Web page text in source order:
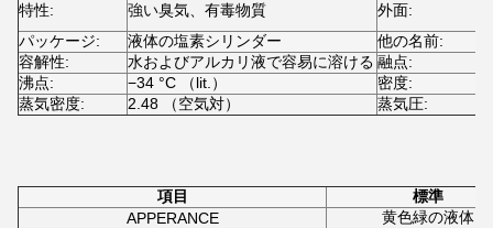
特性: 強い臭気、有毒物質 外面:
パッケージ:
液体の塩素シリンダー 他の名前:
容解性:
水およびアルカリ液で容易に溶ける 融点:
沸点:
−34 °C （lit.） 密度:
蒸気密度:
2.48 （空気対） 蒸気圧:
項目
標準
APPERANCE
黄色緑の液体